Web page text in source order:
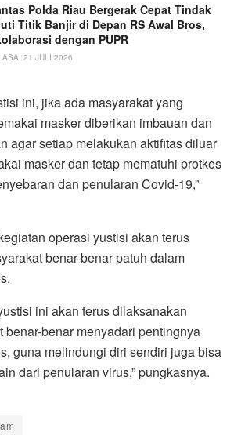
Polda Riau Bergerak Cepat Tindak
Titik Banjir di Depan RS Awal Bros,
dengan PUPR
21 JULI 2026
ini, jika ada masyarakat yang
masker diberikan imbauan dan
agar setiap melakukan aktifitas diluar
masker dan tetap mematuhi protkes
dan penularan Covid-19,”
operasi yustisi akan terus
benar-benar patuh dalam
ini akan terus dilaksanakan
benar-benar menyadari pentingnya
guna melindungi diri sendiri juga bisa
dari penularan virus,” pungkasnya.